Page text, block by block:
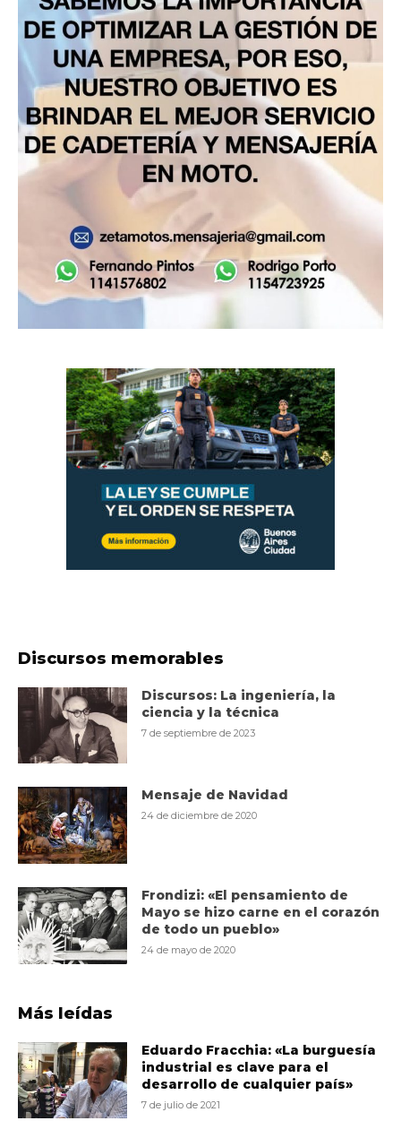
Discursos memorables
Discursos: La ingeniería, la
ciencia y la técnica
7 de septiembre de 2023
Mensaje de Navidad
24 de diciembre de 2020
Frondizi: «El pensamiento de
Mayo se hizo carne en el corazón
de todo un pueblo»
24 de mayo de 2020
Más leídas
Eduardo Fracchia: «La burguesía
industrial es clave para el
desarrollo de cualquier país»
7 de julio de 2021